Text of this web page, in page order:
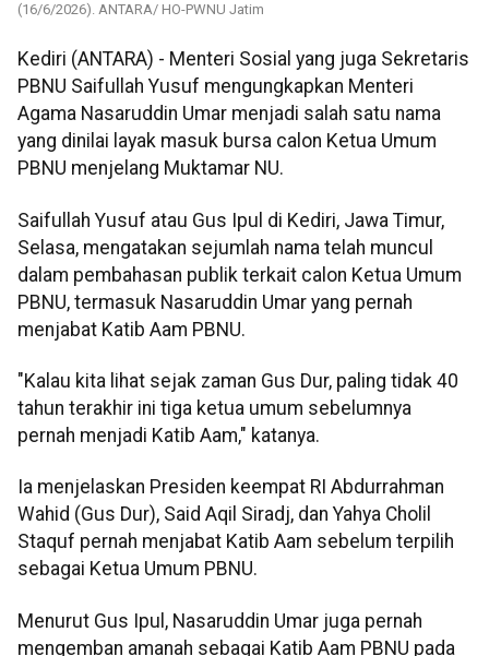
(16/6/2026). ANTARA/ HO-PWNU Jatim
Kediri (ANTARA) - Menteri Sosial yang juga Sekretaris
PBNU Saifullah Yusuf mengungkapkan Menteri
Agama Nasaruddin Umar menjadi salah satu nama
yang dinilai layak masuk bursa calon Ketua Umum
PBNU menjelang Muktamar NU.
Saifullah Yusuf atau Gus Ipul di Kediri, Jawa Timur,
Selasa, mengatakan sejumlah nama telah muncul
dalam pembahasan publik terkait calon Ketua Umum
PBNU, termasuk Nasaruddin Umar yang pernah
menjabat Katib Aam PBNU.
"Kalau kita lihat sejak zaman Gus Dur, paling tidak 40
tahun terakhir ini tiga ketua umum sebelumnya
pernah menjadi Katib Aam," katanya.
Ia menjelaskan Presiden keempat RI Abdurrahman
Wahid (Gus Dur), Said Aqil Siradj, dan Yahya Cholil
Staquf pernah menjabat Katib Aam sebelum terpilih
sebagai Ketua Umum PBNU.
Menurut Gus Ipul, Nasaruddin Umar juga pernah
mengemban amanah sebagai Katib Aam PBNU pada